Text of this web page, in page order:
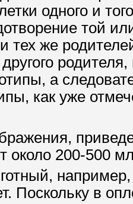
одного и
той
тех же
а
как уже
около 200-500
Поскольку в